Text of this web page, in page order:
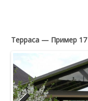
Терраса — Пример 17